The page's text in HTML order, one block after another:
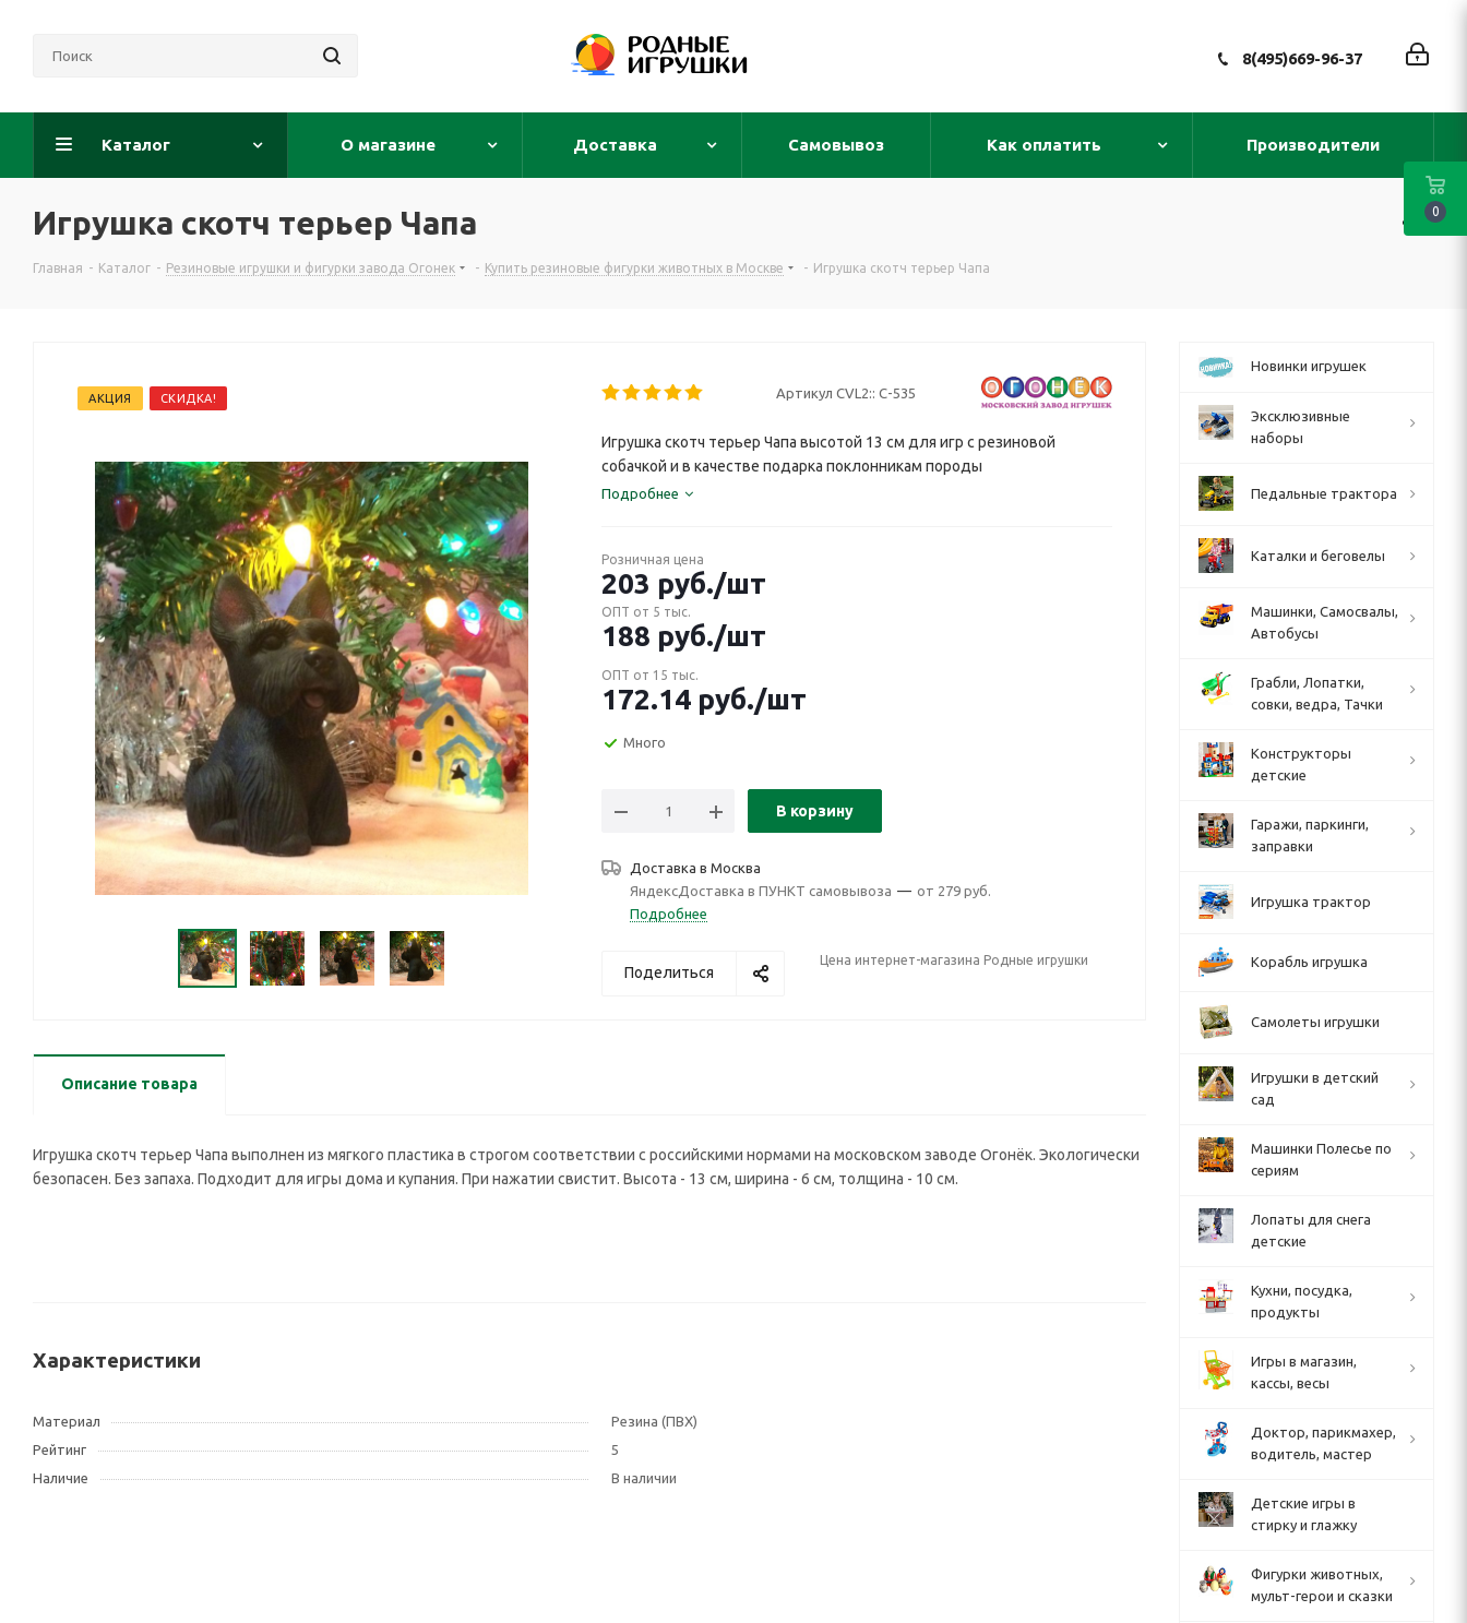
8(495)669-96-37
Каталог О магазине Доставка Самовывоз Как оплатить Производители
Игрушка скотч терьер Чапа
Главная - Каталог - Резиновые игрушки и фигурки завода Огонек - Купить резиновые фигурки животных в Москве - Игрушка скотч терьер Чапа
АКЦИЯ СКИДКА! Артикул CVL2:: С-535
Игрушка скотч терьер Чапа высотой 13 см для игр с резиновой
собачкой и в качестве подарка поклонникам породы
Подробнее
Розничная цена
203 руб./шт
ОПТ от 5 тыс.
188 руб./шт
ОПТ от 15 тыс.
172.14 руб./шт
Много
В корзину
Доставка в Москва
ЯндексДоставка в ПУНКТ самовывоза — от 279 руб.
Подробнее
Поделиться
Цена интернет-магазина Родные игрушки
Описание товара
Игрушка скотч терьер Чапа выполнен из мягкого пластика в строгом соответствии с российскими нормами на московском заводе Огонёк. Экологически
безопасен. Без запаха. Подходит для игры дома и купания. При нажатии свистит. Высота - 13 см, ширина - 6 см, толщина - 10 см.
Характеристики
Материал
Резина (ПВХ)
Рейтинг
5
Наличие
В наличии
Новинки игрушек
Эксклюзивные
наборы
Педальные трактора
Каталки и беговелы
Машинки, Самосвалы,
Автобусы
Грабли, Лопатки,
совки, ведра, Тачки
Конструкторы
детские
Гаражи, паркинги,
заправки
Игрушка трактор
Корабль игрушка
Самолеты игрушки
Игрушки в детский
сад
Машинки Полесье по
сериям
Лопаты для снега
детские
Кухни, посудка,
продукты
Игры в магазин,
кассы, весы
Доктор, парикмахер,
водитель, мастер
Детские игры в
стирку и глажку
Фигурки животных,
мульт-герои и сказки
0